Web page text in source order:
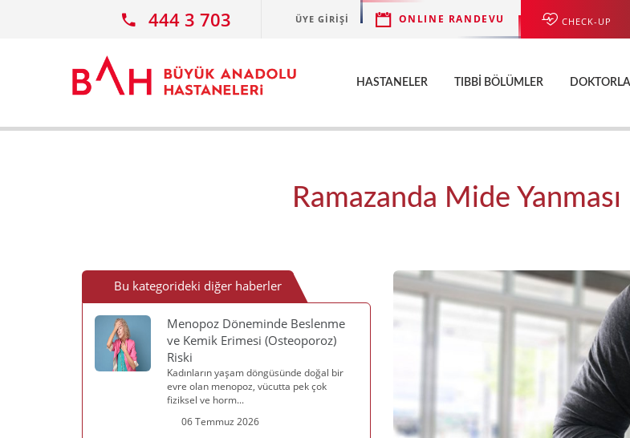
444 3 703 ÜYE GIRIŞI ONLINE RANDEVU CHECK-UP
HASTANELER TIBBI BÖLÜMLER
Ramazanda Mide Yanması
Bu kategorideki diğer haberler
Menopoz Döneminde Beslenme
ve Kemik Erimesi (Osteoporoz)
Riski
Kadınların yaşam döngüsünde doğal bir
evre olan menopoz, vücutta pek çok
fiziksel ve horm...
06 Temmuz 2026